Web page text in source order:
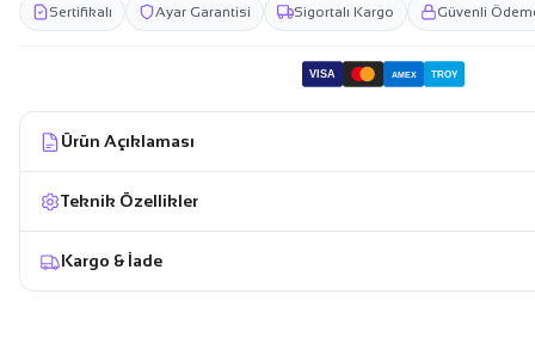
Sertifikalı Ayar Garantisi Sigortalı Kargo Güvenli
VISA AMEX TROY
Ürün Açıklaması
Teknik Özellikler
Kargo & İade